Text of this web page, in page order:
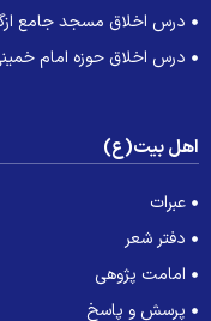
درس اخلاق مسجد جامع ازگل
درس اخلاق حوزه امام خمینی
بیت(ع)
عبرات
دفتر شعر
امامت پژوهی
پرسش و پاسخ